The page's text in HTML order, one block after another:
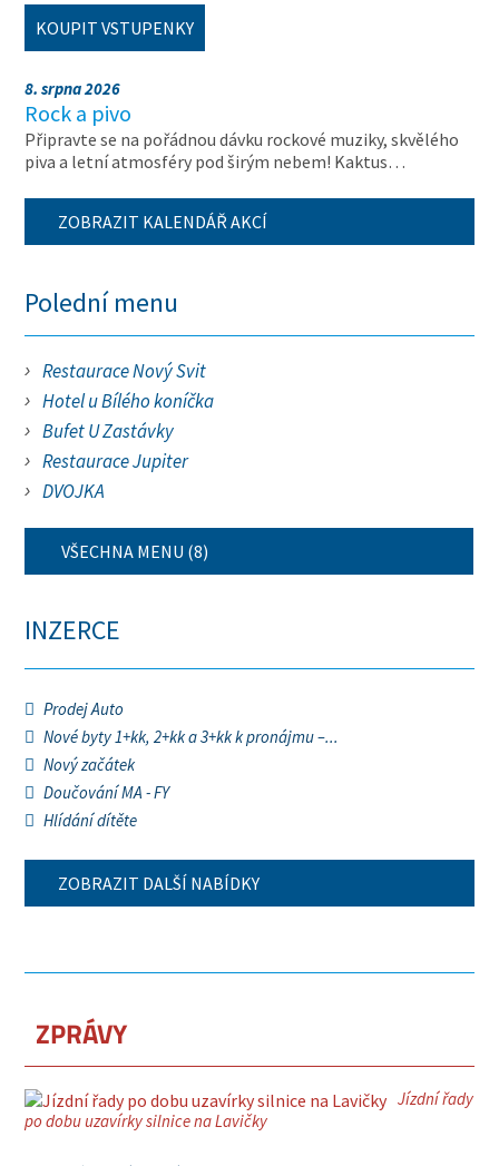
KOUPIT VSTUPENKY
8. srpna 2026
Rock a pivo
Připravte se na pořádnou dávku rockové muziky, skvělého
piva a letní atmosféry pod širým nebem! Kaktus…
ZOBRAZIT KALENDÁŘ AKCÍ
Polední menu
Restaurace Nový Svit
Hotel u Bílého koníčka
Bufet U Zastávky
Restaurace Jupiter
DVOJKA
VŠECHNA MENU (8)
INZERCE
Prodej Auto
Nové byty 1+kk, 2+kk a 3+kk k pronájmu –...
Nový začátek
Doučování MA - FY
Hlídání dítěte
ZOBRAZIT DALŠÍ NABÍDKY
ZPRÁVY
Jízdní řady
po dobu uzavírky silnice na Lavičky